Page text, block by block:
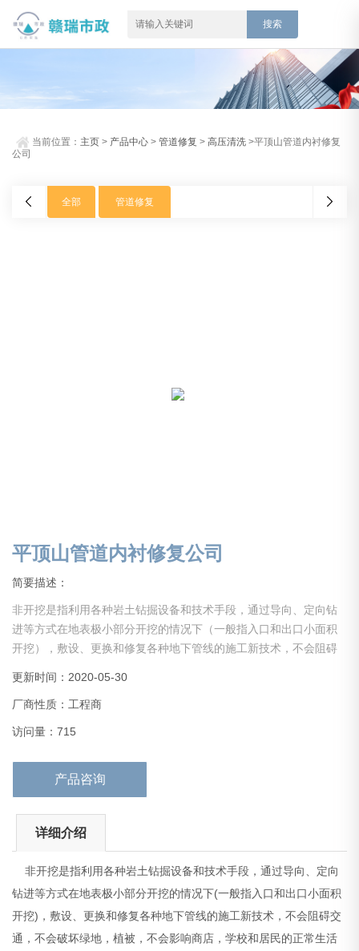
当前位置： 主页 > 产品中心 >管道修复 >高压清洗 >平顶山管道内衬修复
公司
全部 管道修复
平顶山管道内衬修复公司
简要描述：
非开挖是指利用各种岩土钻掘设备和技术手段，通过导向、定向钻
进等方式在地表极小部分开挖的情况下（一般指入口和出口小面积
开挖），敷设、更换和修复各种地下管线的施工新技术，不会阻碍
活和工作秩序，解决了传统开挖施工对居民生活的干扰，对交通，
环境，周边建筑物基础的破坏和不良影响，因此具有较高的社会经
济效果。赣瑞市政工程有限公司位于英雄城市-南昌。专
更新时间：2020-05-30
厂商性质：工程商
访问量：715
产品咨询
详细介绍
非开挖是指利用各种岩土钻掘设备和技术手段，通过导向、定向
钻进等方式在地表极小部分开挖的情况下(一般指入口和出口小面积
开挖)，敷设、更换和修复各种地下管线的施工新技术，不会阻碍交
通，不会破坏绿地，植被，不会影响商店，学校和居民的正常生活